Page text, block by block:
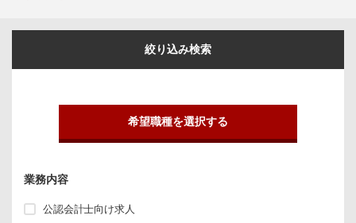
絞り込み検索
希望職種を選択する
業務内容
公認会計士向け求人